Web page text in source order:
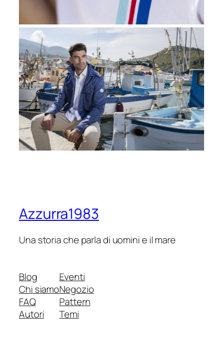
Azzurra1983
Una storia che parla di uomini e il mare
Blog
Chi siamo
FAQ
Autori
Eventi
Negozio
Pattern
Temi